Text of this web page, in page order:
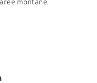
montane.